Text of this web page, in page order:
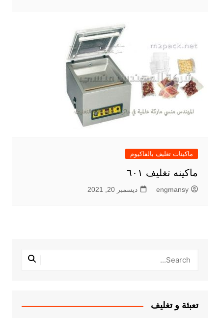
ماكينات تغليف بالفاكيوم
ماكينه تغليف ٦٠١
engmansy ديسمبر 20, 2021
تعبئة و تغليف